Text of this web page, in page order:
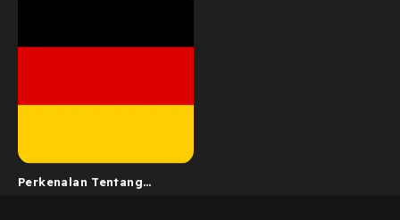
Perkenalan Tentang